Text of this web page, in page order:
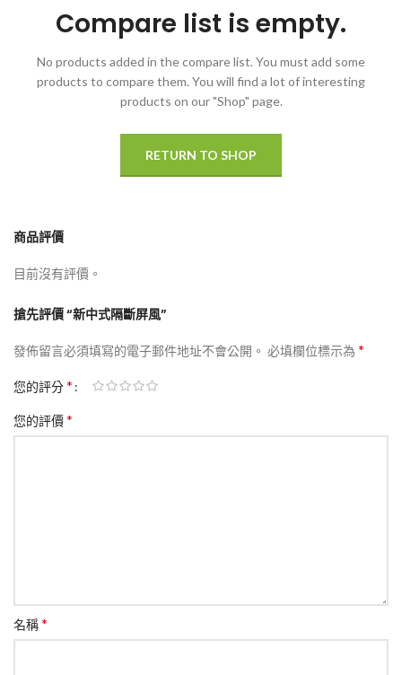
Compare list is empty.
No products added in the compare list. You must add some
products to compare them. You will find a lot of interesting
products on our "Shop" page.
RETURN TO SHOP
商品評價
目前沒有評價。
搶先評價 “新中式隔斷屏風”
發佈留言必須填寫的電子郵件地址不會公開。 必填欄位標示為 *
您的評分*
您的評價*
名稱*